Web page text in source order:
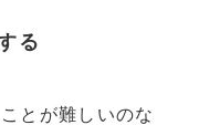
る
とが難しいのな